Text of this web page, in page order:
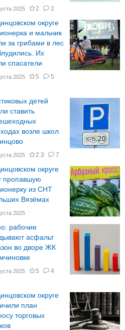
2025 2 2
округе
и мальчик
за грибами в лес
Их
спасатели
2025 5 5
детей
ставить
возле школ
2025 2.3 7
округе
пропавшую
из СНТ
Вязёмах
2025
рабочие
асфальт
во дворе ЖК
2025 5 4
округе
план
торговых